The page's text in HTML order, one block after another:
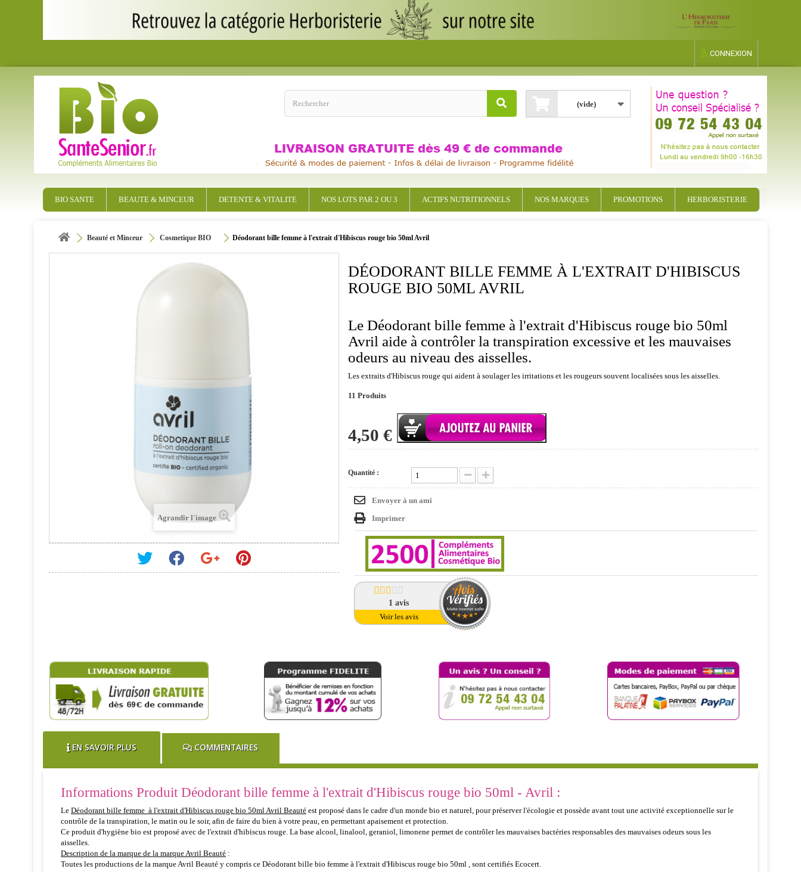
CONNEXION
(vide)
BIO SANTE BEAUTE & MINCEUR DETENTE & VITALITE NOS LOTS PAR 2 OU 3 ACTIFS NUTRITIONNELS NOS MARQUES PROMOTIONS HERBORISTERIE
Beauté et Minceur Cosmetique BIO Déodorant bille femme à l'extrait d'Hibiscus rouge bio 50ml Avril
Agrandir l'image
DÉODORANT BILLE FEMME À L'EXTRAIT D'HIBISCUS
ROUGE BIO 50ML AVRIL
Le Déodorant bille femme à l'extrait d'Hibiscus rouge bio 50ml
Avril aide à contrôler la transpiration excessive et les mauvaises
odeurs au niveau des aisselles.
Les extraits d'Hibiscus rouge qui aident à soulager les irritations et les rougeurs souvent localisées sous les aisselles.
11 Produits
4,50 €
Quantité :
Envoyer à un ami
Imprimer
1avis
Voir les avis
EN SAVOIR PLUS COMMENTAIRES
Informations Produit Déodorant bille femme à l'extrait d'Hibiscus rouge bio 50ml - Avril :
Le Déodorant bille femme à l'extrait d'Hibiscus rouge bio 50ml Avril Beauté est proposé dans le cadre d'un monde bio et naturel, pour préserver l'écologie et possède avant tout une activité exceptionnelle sur le
contrôle de la transpiration, le matin ou le soir, afin de faire du bien à votre peau, en permettant apaisement et protection.
Ce produit d'hygiène bio est proposé avec de l'extrait d'hibiscus rouge. La base alcool, linalool, geraniol, limonene permet de contrôler les mauvaises bactéries responsables des mauvaises odeurs sous les
aisselles.
Description de la marque de la marque Avril Beauté :
Toutes les productions de la marque Avril Beauté y compris ce Déodorant bille bio femme à l'extrait d'Hibiscus rouge bio 50ml , sont certifiés Ecocert.